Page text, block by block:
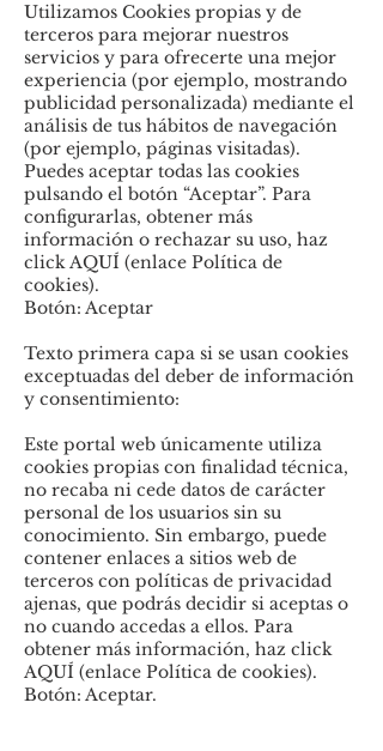
Utilizamos Cookies propias y de
terceros para mejorar nuestros
servicios y para ofrecerte una mejor
experiencia (por ejemplo, mostrando
publicidad personalizada) mediante el
análisis de tus hábitos de navegación
(por ejemplo, páginas visitadas).
Puedes aceptar todas las cookies
pulsando el botón “Aceptar”. Para
configurarlas, obtener más
información o rechazar su uso, haz
click AQUÍ (enlace Política de
cookies).
Botón: Aceptar
Texto primera capa si se usan cookies
exceptuadas del deber de información
y consentimiento:
Este portal web únicamente utiliza
cookies propias con finalidad técnica,
no recaba ni cede datos de carácter
personal de los usuarios sin su
conocimiento. Sin embargo, puede
contener enlaces a sitios web de
terceros con políticas de privacidad
ajenas, que podrás decidir si aceptas o
no cuando accedas a ellos. Para
obtener más información, haz click
AQUÍ (enlace Política de cookies).
Botón: Aceptar.